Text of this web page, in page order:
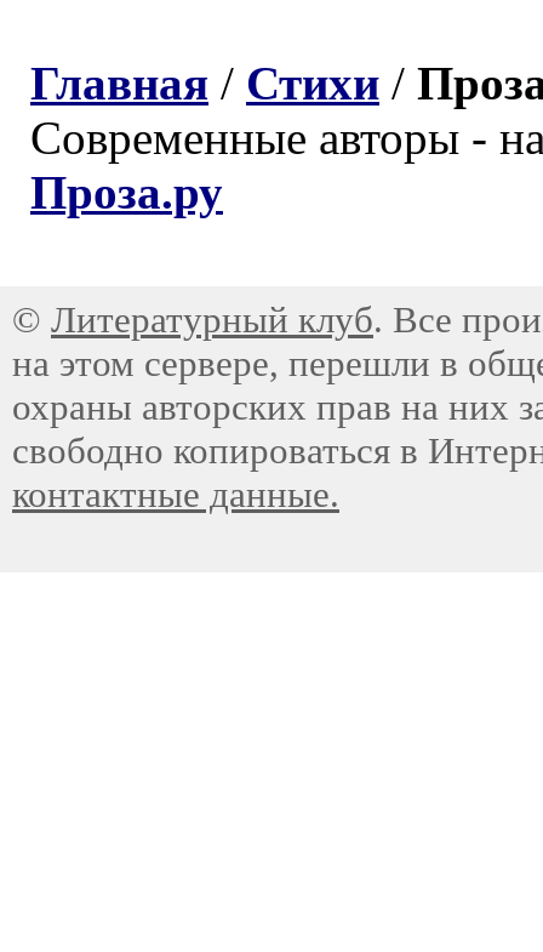
Главная / Стихи /
Современные авторы -
Проза.ру
© Литературный клуб. Все
на этом сервере, перешли в
охраны авторских прав на них
свободно копироваться в
контактные данные.